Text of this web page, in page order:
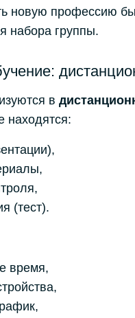
новую профессию
набора группы.
в
находятся:
(тест).
время,